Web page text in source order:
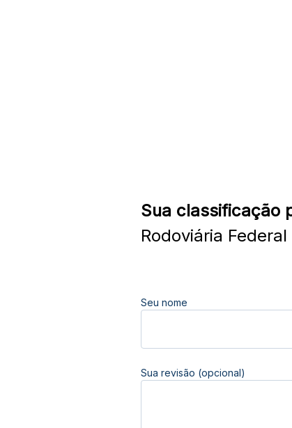
Sua classificação
Rodoviária
Seu nome
Sua revisão (opcional)